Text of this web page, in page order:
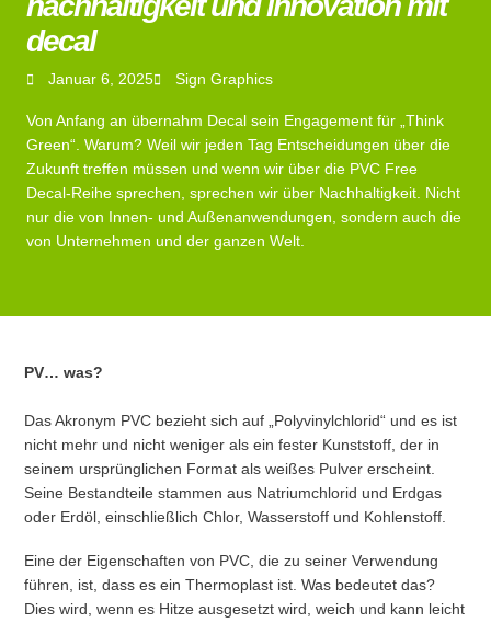
decal
Januar 6, 2025 Sign Graphics
Von Anfang an übernahm Decal sein Engagement für „Think
Green“. Warum? Weil wir jeden Tag Entscheidungen über die
Zukunft treffen müssen und wenn wir über die PVC Free
Decal-Reihe sprechen, sprechen wir über Nachhaltigkeit. Nicht
nur die von Innen- und Außenanwendungen, sondern auch die
von Unternehmen und der ganzen Welt.
PV… was?
Das Akronym PVC bezieht sich auf „Polyvinylchlorid“ und es ist
nicht mehr und nicht weniger als ein fester Kunststoff, der in
seinem ursprünglichen Format als weißes Pulver erscheint.
Seine Bestandteile stammen aus Natriumchlorid und Erdgas
oder Erdöl, einschließlich Chlor, Wasserstoff und Kohlenstoff.
Eine der Eigenschaften von PVC, die zu seiner Verwendung
führen, ist, dass es ein Thermoplast ist. Was bedeutet das?
Dies wird, wenn es Hitze ausgesetzt wird, weich und kann leicht